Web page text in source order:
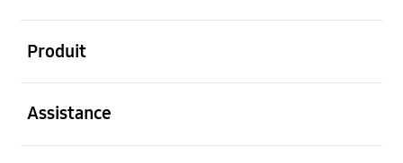
Produit
Assistance